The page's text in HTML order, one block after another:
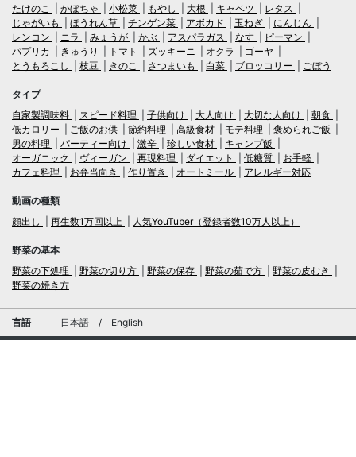
たけのこ
かぼちゃ 小松菜 もやし 大根 キャベツ
レタス
じゃがいも
ほうれん草 チンゲン菜 アボカド 玉ねぎ
にんじん
レンコン
ニラ みょうが かぶ アスパラガス なす
ピーマン
パプリカ
きゅうり トマト ズッキーニ オクラ
ゴーヤ
とうもろこし
枝豆 きのこ さつまいも 白菜 ブロッコリー ごぼう
タイプ
自家製調味料
スピード料理 子供向け 大人向け 大切な人向け
朝食
低カロリー
ご飯のお供 節約料理 高級食材 モテ料理
褒められご飯
男の料理
パーティー向け 激辛 珍しい食材
キャンプ飯
オーガニック
ヴィーガン 再現料理 ダイエット 低糖質
お手軽
カフェ料理
お弁当向き 作り置き オートミール アレルギー対応
動画の種類
顔出し
再生数1万回以上 人気YouTuber（登録者数10万人以上）
野菜の基本
野菜の下処理
野菜の切り方 野菜の保存 野菜の茹で方
野菜の皮むき
野菜の焼き方
言語 日本語 / English